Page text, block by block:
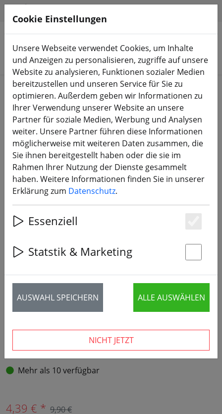
Produkte suchen
Start Bauteile PDB & BEC
TBS-Powercube Diagonal ESC Board
56% SPAREN
Mehr als 10 verfügbar
4,39 € * 9,90 €
Cookie Einstellungen
Unsere Webseite verwendet Cookies, um Inhalte
und Anzeigen zu personalisieren, zugriffe auf unsere
Website zu analysieren, Funktionen sozialer Medien
bereitzustellen und unseren Service für Sie zu
optimieren. Außerdem geben wir Informationen zu
Ihrer Verwendung unserer Website an unsere
Partner für soziale Medien, Werbung und Analysen
weiter. Unsere Partner führen diese Informationen
möglicherweise mit weiteren Daten zusammen, die
Sie ihnen bereitgestellt haben oder die sie im
Rahmen Ihrer Nutzung der Dienste gesammelt
haben. Weitere Informationen finden Sie in unserer
Erklärung zum Datenschutz.
Essenziell
Statstik & Marketing
AUSWAHL SPEICHERN ALLE AUSWÄHLEN
NICHT JETZT